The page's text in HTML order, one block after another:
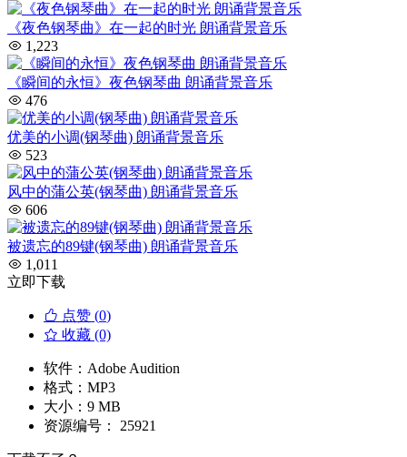
《夜色钢琴曲》在一起的时光 朗诵背景音乐
1,223
《瞬间的永恒》夜色钢琴曲 朗诵背景音乐
476
优美的小调(钢琴曲) 朗诵背景音乐
523
风中的蒲公英(钢琴曲) 朗诵背景音乐
606
被遗忘的89键(钢琴曲) 朗诵背景音乐
1,011
立即下载
点赞 (0)
收藏 (0)
软件： Adobe Audition
格式： MP3
大小： 9 MB
资源编号： 25921